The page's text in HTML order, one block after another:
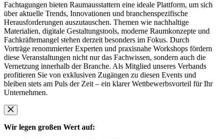
Fachtagungen bieten Raumausstattern eine ideale Plattform, um sich
über aktuelle Trends, Innovationen und branchenspezifische
Herausforderungen auszutauschen. Themen wie nachhaltige
Materialien, digitale Gestaltungstools, moderne Raumkonzepte und
Fachkräftemangel stehen derzeit besonders im Fokus. Durch
Vorträge renommierter Experten und praxisnahe Workshops fördern
diese Veranstaltungen nicht nur das Fachwissen, sondern auch die
Vernetzung innerhalb der Branche. Als Mitglied unseres Verbands
profitieren Sie von exklusiven Zugängen zu diesen Events und
bleiben stets am Puls der Zeit – ein klarer Wettbewerbsvorteil für Ihr
Unternehmen.
Wir legen großen Wert auf: